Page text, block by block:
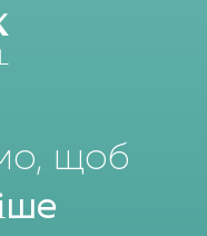
щоб